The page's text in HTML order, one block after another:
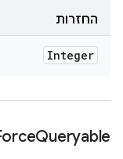
החזרות
Integer
Queryable